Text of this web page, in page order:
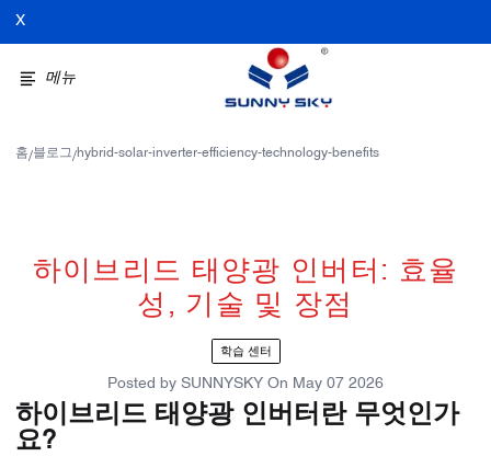
X
메뉴
홈/블로그/hybrid-solar-inverter-efficiency-technology-benefits
하이브리드 태양광 인버터: 효율
성, 기술 및 장점
학습 센터
Posted by SUNNYSKY On May 07 2026
하이브리드 태양광 인버터란 무엇인가
요?